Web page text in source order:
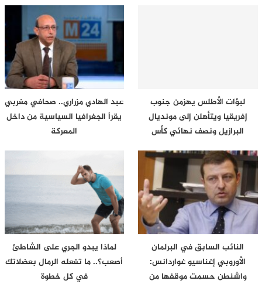
لبؤات الأطلس يهزمن جنوب
إفريقيا ويتأهلن إلى مونديال
البرازيل ونصف نهائي كأس
عبد الهادي مزراري.. صحافي مغربي
يقرأ الجغرافيا السياسية من داخل
المعركة
النائب السابق في البرلمان
الأوروبي إغناسيو غواردانس:
واشنطن حسمت موقفها من
لماذا يبدو الجري على الشاطئ
أصعب؟.. ما تفعله الرمال بعضلاتك
في كل خطوة